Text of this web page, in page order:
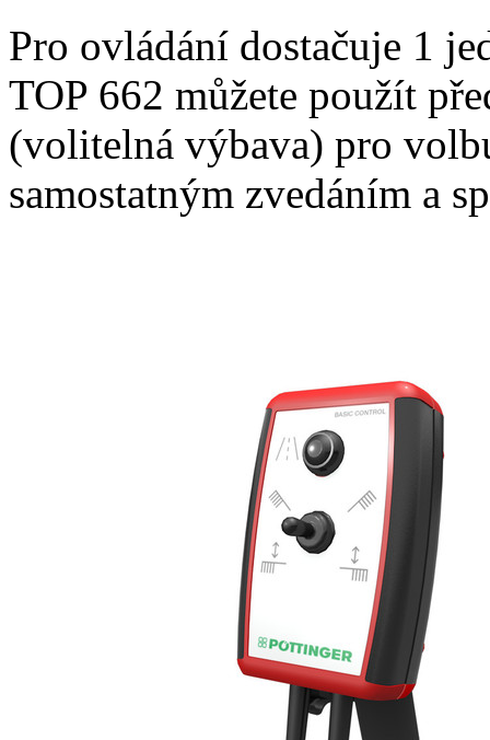
Pro ovládání dostačuje 1
TOP 662 můžete použít
(volitelná výbava) pro
samostatným zvedáním a